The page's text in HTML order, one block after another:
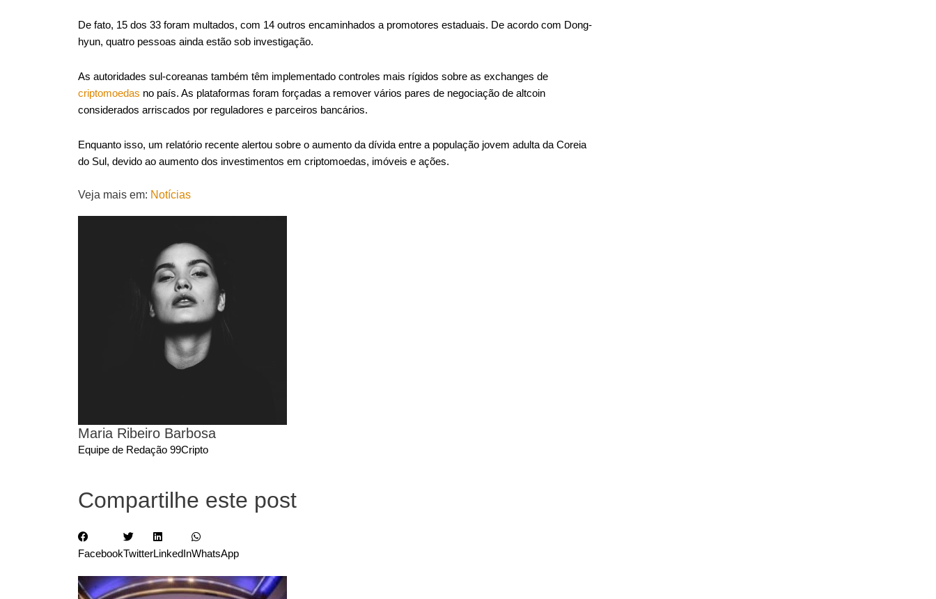
De fato, 15 dos 33 foram multados, com 14 outros encaminhados a promotores estaduais. De acordo com Dong-
hyun, quatro pessoas ainda estão sob investigação.
As autoridades sul-coreanas também têm implementado controles mais rígidos sobre as exchanges de
criptomoedas no país. As plataformas foram forçadas a remover vários pares de negociação de altcoin
considerados arriscados por reguladores e parceiros bancários.
Enquanto isso, um relatório recente alertou sobre o aumento da dívida entre a população jovem adulta da Coreia
do Sul, devido ao aumento dos investimentos em criptomoedas, imóveis e ações.
Veja mais em: Notícias
Maria Ribeiro Barbosa
Equipe de Redação 99Cripto
Compartilhe este post
FacebookTwitterLinkedInWhatsApp